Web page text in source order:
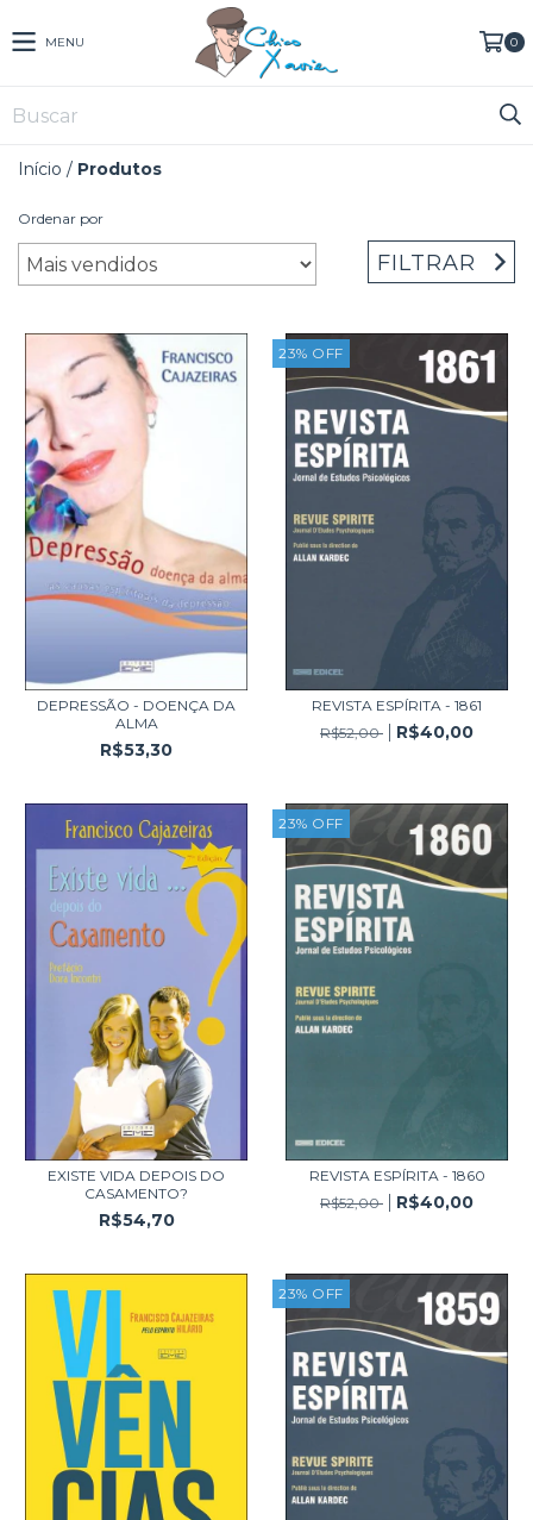
MENU 0
Início / Produtos
Ordenar por
FILTRAR
DEPRESSÃO - DOENÇA DA
ALMA
R$53,30
23% OFF
REVISTA ESPÍRITA - 1861
R$52,00
R$40,00
EXISTE VIDA DEPOIS DO
CASAMENTO?
R$54,70
23% OFF
REVISTA ESPÍRITA - 1860
R$52,00
R$40,00
23% OFF